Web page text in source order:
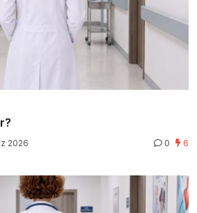
2026 0 6